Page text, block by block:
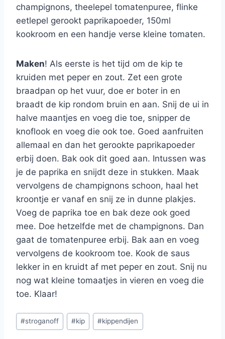
champignons, theelepel tomatenpuree, flinke
eetlepel gerookt paprikapoeder, 150ml
kookroom en een handje verse kleine tomaten.
Maken! Als eerste is het tijd om de kip te
kruiden met peper en zout. Zet een grote
braadpan op het vuur, doe er boter in en
braadt de kip rondom bruin en aan. Snij de ui in
halve maantjes en voeg die toe, snipper de
knoflook en voeg die ook toe. Goed aanfruiten
allemaal en dan het gerookte paprikapoeder
erbij doen. Bak ook dit goed aan. Intussen was
je de paprika en snijdt deze in stukken. Maak
vervolgens de champignons schoon, haal het
kroontje er vanaf en snij ze in dunne plakjes.
Voeg de paprika toe en bak deze ook goed
mee. Doe hetzelfde met de champignons. Dan
gaat de tomatenpuree erbij. Bak aan en voeg
vervolgens de kookroom toe. Kook de saus
lekker in en kruidt af met peper en zout. Snij nu
nog wat kleine tomaatjes in vieren en voeg die
toe. Klaar!
Bericht
tags:
#stroganoff #kip #kippendijen